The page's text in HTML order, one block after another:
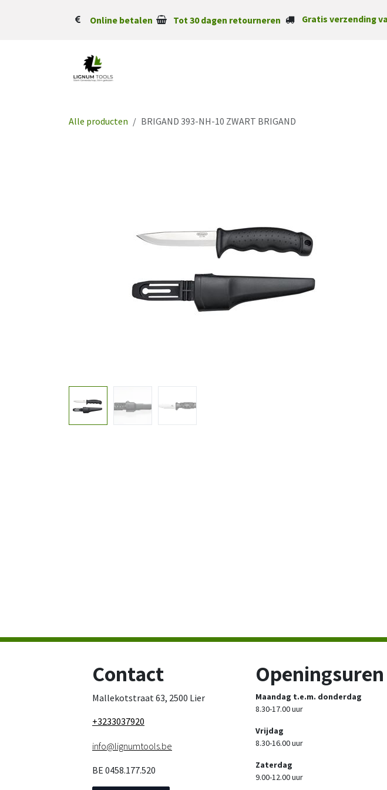
Online betalen Tot 30 dagen retourneren Gratis verzending
Alle producten BRIGAND 393-NH-10 ZWART BRIGAND
Contact
Mallekotstraat 63, 2500 Lier
+3233037920
info@lignumtools.be
BE 0458.177.520
Openingsuren
Maandag t.e.m. donderdag
8.30-17.00 uur
Vrijdag
8.30-16.00 uur
Zaterdag
9.00-12.00 uur